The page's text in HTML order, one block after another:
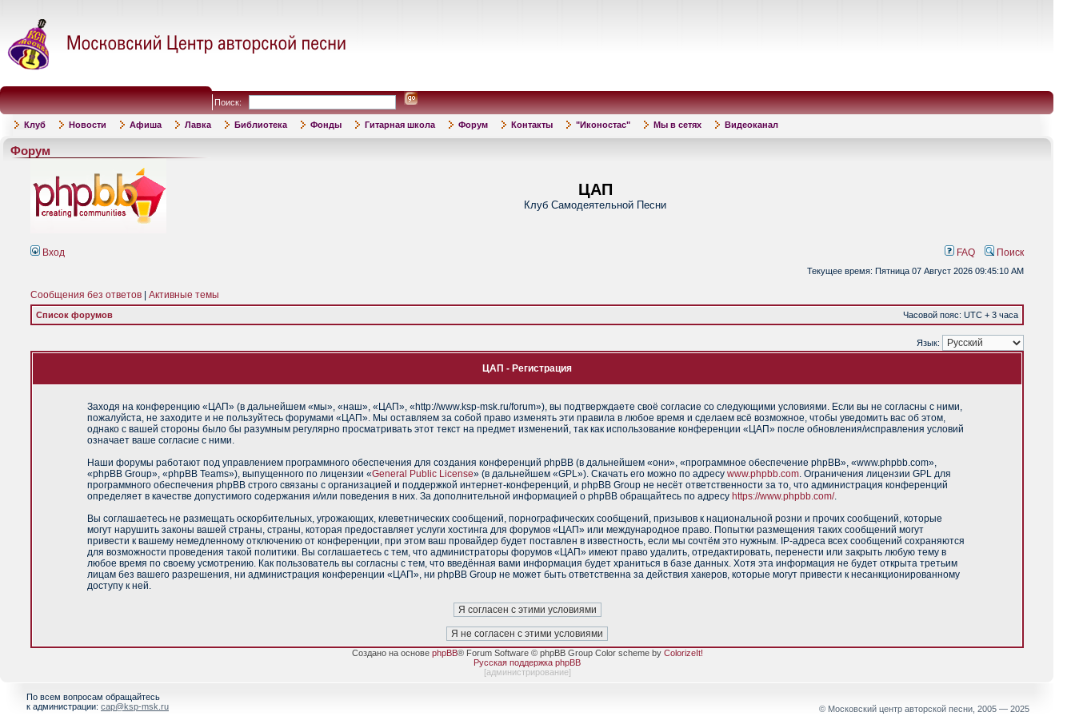
Поиск:
Клуб Новости Афиша Лавка Библиотека Фонды Гитарная школа Форум Контакты "Иконостас" Мы в сетях Видеоканал
Форум
ЦАП
Клуб Самодеятельной Песни
Вход FAQ Поиск
Текущее время: Пятница 07 Август 2026 09:45:10 AM
Сообщения без ответов Активные темы
Список форумов Часовой пояс: UTC + 3 часа
Язык:
ЦАП - Регистрация
Заходя на конференцию «ЦАП» (в дальнейшем «мы», «наш», «ЦАП», «http://www.ksp-msk.ru/forum»), вы подтверждаете своё согласие со следующими условиями. Если вы не согласны с ними,
пожалуйста, не заходите и не пользуйтесь форумами «ЦАП». Мы оставляем за собой право изменять эти правила в любое время и сделаем всё возможное, чтобы уведомить вас об этом,
однако с вашей стороны было бы разумным регулярно просматривать этот текст на предмет изменений, так как использование конференции «ЦАП» после обновления/исправления условий
означает ваше согласие с ними.
Наши форумы работают под управлением программного обеспечения для создания конференций phpBB (в дальнейшем «они», «программное обеспечение phpBB», «www.phpbb.com»,
«phpBB Group», «phpBB Teams»), выпущенного по лицензии «General Public License» (в дальнейшем «GPL»). Скачать его можно по адресу www.phpbb.com. Ограничения лицензии GPL для
программного обеспечения phpBB строго связаны с организацией и поддержкой интернет-конференций, и phpBB Group не несёт ответственности за то, что администрация конференций
определяет в качестве допустимого содержания и/или поведения в них. За дополнительной информацией о phpBB обращайтесь по адресу https://www.phpbb.com/.
Вы соглашаетесь не размещать оскорбительных, угрожающих, клеветнических сообщений, порнографических сообщений, призывов к национальной розни и прочих сообщений, которые
могут нарушить законы вашей страны, страны, которая предоставляет услуги хостинга для форумов «ЦАП» или международное право. Попытки размещения таких сообщений могут
привести к вашему немедленному отключению от конференции, при этом ваш провайдер будет поставлен в известность, если мы сочтём это нужным. IP-адреса всех сообщений сохраняются
для возможности проведения такой политики. Вы соглашаетесь с тем, что администраторы форумов «ЦАП» имеют право удалить, отредактировать, перенести или закрыть любую тему в
любое время по своему усмотрению. Как пользователь вы согласны с тем, что введённая вами информация будет храниться в базе данных. Хотя эта информация не будет открыта третьим
лицам без вашего разрешения, ни администрация конференции «ЦАП», ни phpBB Group не может быть ответственна за действия хакеров, которые могут привести к несанкционированному
доступу к ней.
Создано на основе phpBB® Forum Software © phpBB Group Color scheme by ColorizeIt!
Русская поддержка phpBB
[администрирование]
По всем вопросам обращайтесь
к администрации: cap@ksp-msk.ru © Московский центр авторской песни, 2005 — 2025